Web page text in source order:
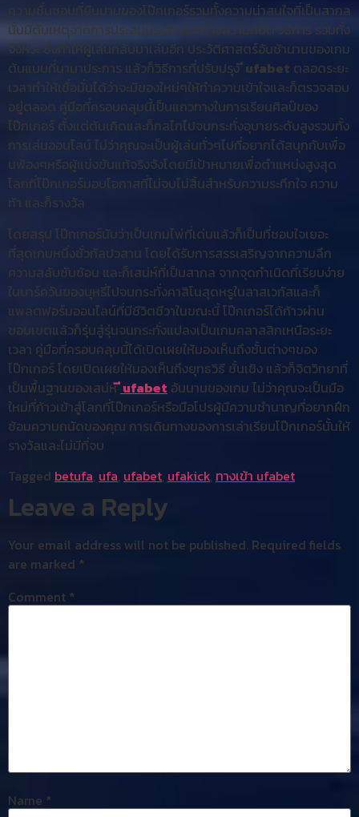
ความชื่นชอบที่ยืนนานของโป๊กเกอร์รวมทั้งความน่าสนใจที่เป็นสากล
นั้นมีต้นเหตุจากการประสมประสานระหว่างความถนัด วิธีการ รวมทั้ง
จังหวะ ซึ่งทำให้ผู้เล่นกลับมาเล่นอีก ประวัติศาสตร์อันช้านานของเกม
ต้นแบบที่นานาประการ แล้วก็วิธีการที่ปรับปรุงี ufabet ตลอดระยะ
เวลาทำให้เชื่อมั่นได้ว่าจะมีของใหม่ๆให้ทำความเข้าใจและก็ตรวจสอบ
อยู่ตลอด คู่มือที่ครอบคลุมนี้เป็นแถวทางในการเรียนศิลป์ของ
โป๊กเกอร์ ตั้งแต่ต้นเกิดและก็กลไกไปจนกระทั่งอุบายระดับสูงรวมทั้ง
การเล่นออนไลน์ ไม่ว่าคุณจะเป็นผู้เล่นทั่วๆไปที่อยากได้สนุกกับเพื่อ
นพ้องๆหรือผู้แข่งขันแท้จริงจังโดยมีเป้าหมายเพื่อตำแหน่งสูงสุด
โลกที่โป๊กเกอร์มอบโอกาสที่ไม่จบไม่สิ้นสำหรับความระทึกใจ ความ
ท้า และก็รางวัล
โดยสรุป โป๊กเกอร์นับว่าเป็นเกมไพ่ที่เด่นแล้วก็เป็นที่ชอบใจเยอะ
ที่สุดเกมหนึ่งชั่วกัลปวสาน โดยได้รับการสรรเสริญจากความลึก
ความสลับซับซ้อน และก็เสน่ห์ที่เป็นสากล จากจุดกำเนิดที่เรียบง่าย
ในบาร์ควันของบุหรี่ไปจนกระทั่งคาสิโนสุดหรูในลาสเวกัสและก็
แพลตฟอร์มออนไลน์ที่มีชีวิตชีวาในขณะนี้ โป๊กเกอร์ได้ก้าวผ่าน
ขอบเขตแล้วก็รุ่นสู่รุ่นจนกระทั่งแปลงเป็นเกมคลาสสิกเหนือระยะ
เวลา คู่มือที่ครอบคลุมนี้ได้เปิดเผยให้มองเห็นถึงชั้นต่างๆของ
โป๊กเกอร์ โดยเปิดเผยให้มองเห็นถึงยุทธวิธี ชั้นเชิง แล้วก็จิตวิทยาที่
เป็นพื้นฐานของเสน่ห์ี ufabet อันนานของเกม ไม่ว่าคุณจะเป็นมือ
ใหม่ที่ก้าวเข้าสู่โลกที่โป๊กเกอร์หรือมือโปรผู้มีความชำนาญที่อยากฝึก
ซ้อมความถนัดของคุณ การเดินทางของการเล่าเรียนโป๊กเกอร์นั้นให้
รางวัลและไม่มีที่จบ
Tagged betufa, ufa, ufabet, ufakick, ทางเข้า ufabet
Leave a Reply
Your email address will not be published. Required fields
are marked *
Comment *
Name *